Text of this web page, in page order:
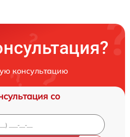
консультацию
со